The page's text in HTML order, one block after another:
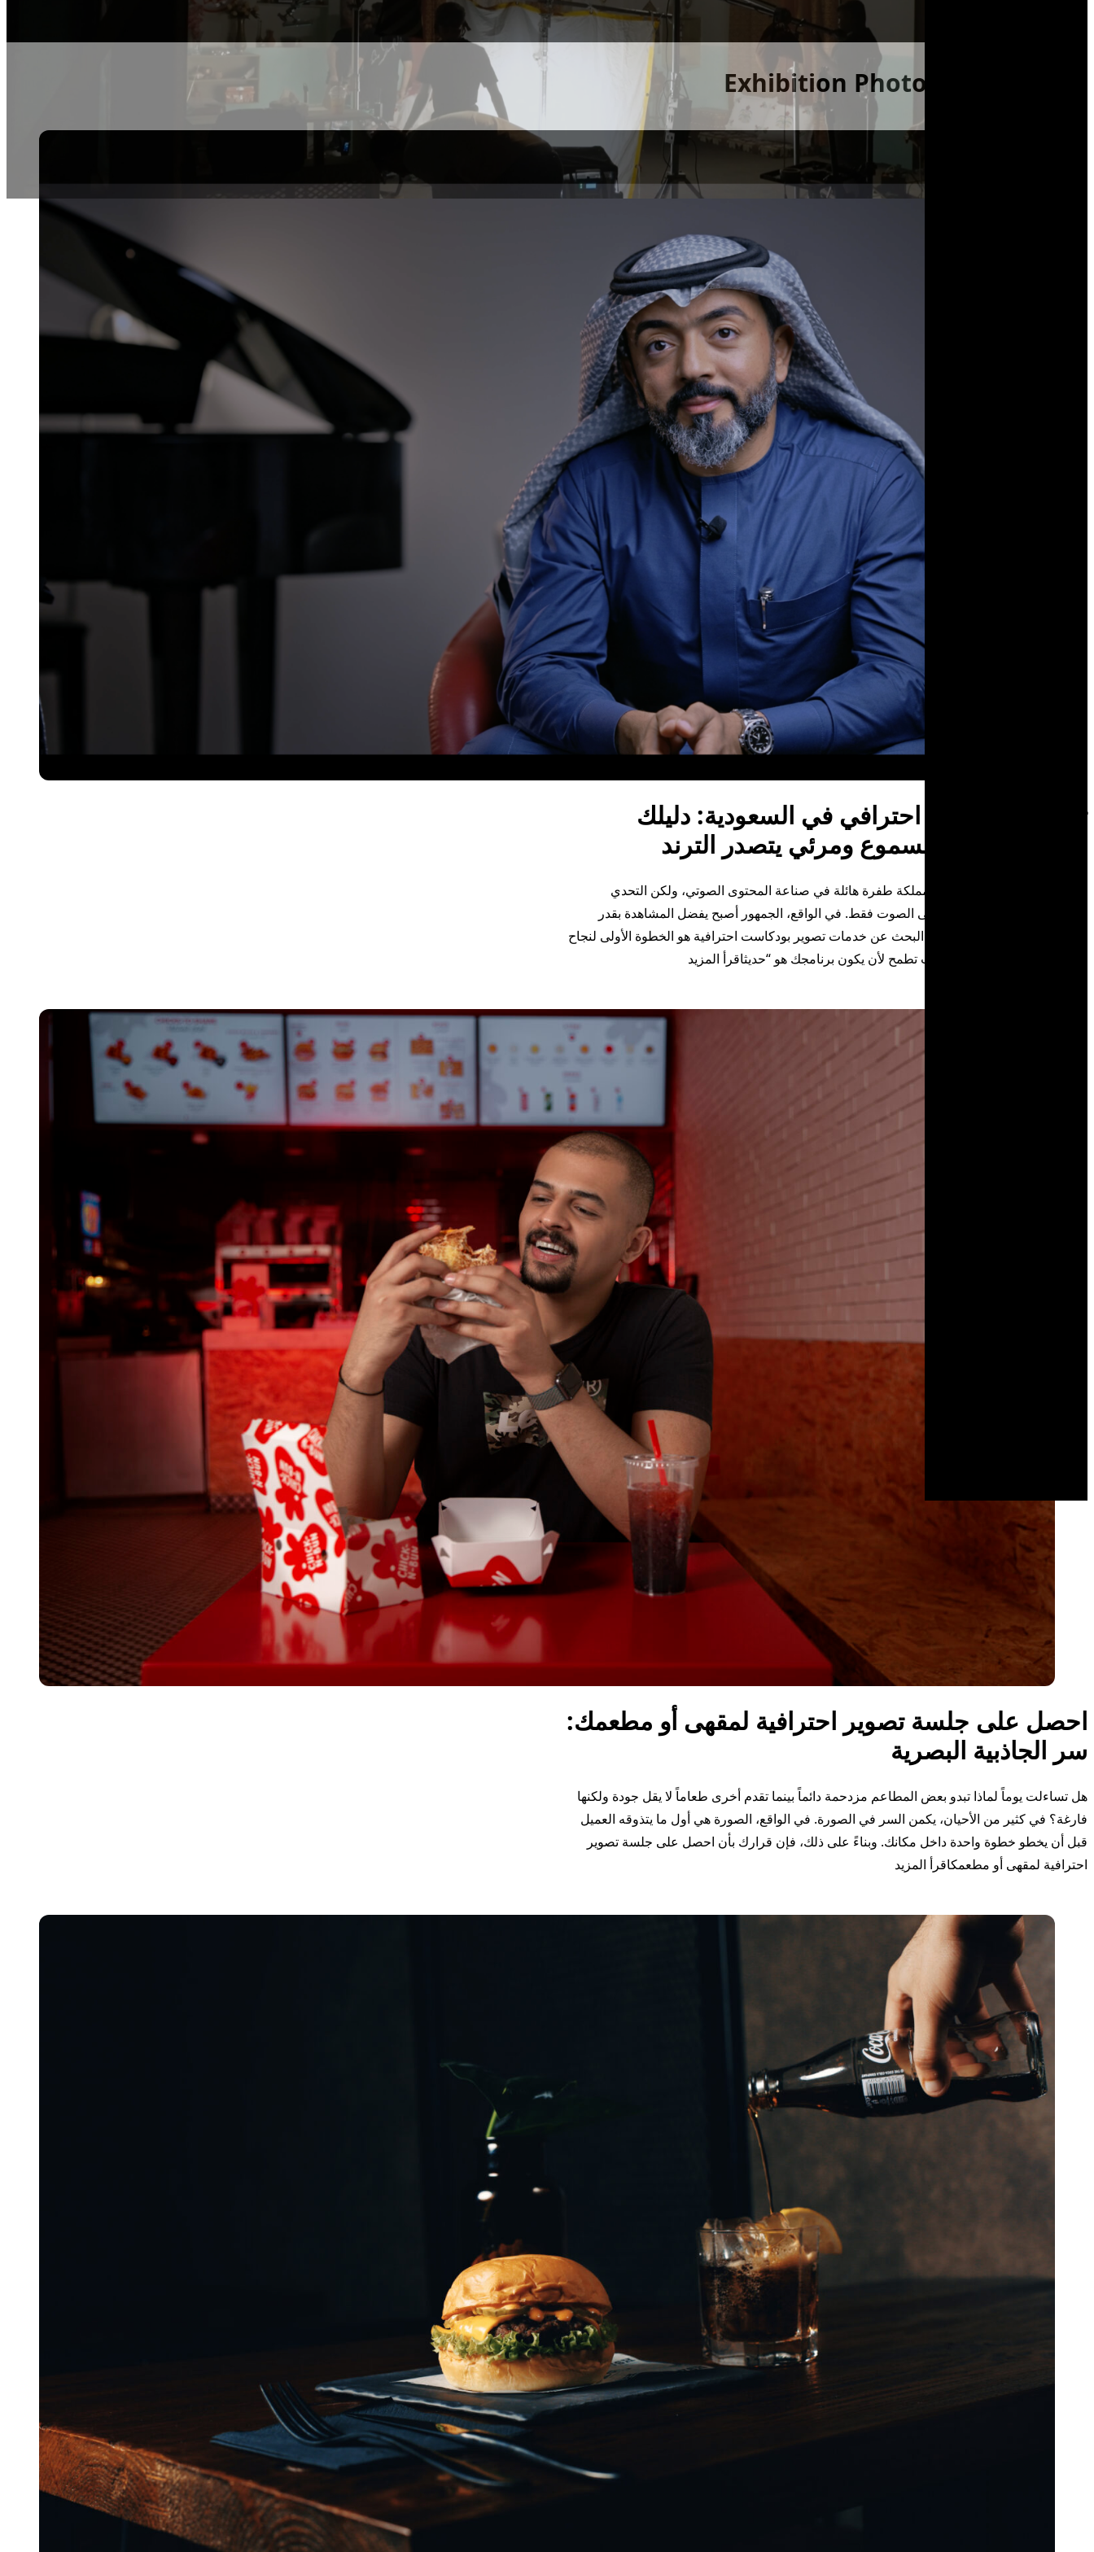
Exhibition Photography Saudi
تصوير بودكاست احترافي في السعودية: دليلك
لصناعة محتوى مسموع ومرئي يتصدر الترند
في السنوات الأخيرة، شهدت المملكة طفرة هائلة في صناعة المحتوى الصوتي، ولكن التحدي
الحقيقي اليوم لم يعد يقتصر على الصوت فقط. في الواقع، الجمهور أصبح يفضل المشاهدة بقدر
الاستماع، وبناءً على ذلك، أصبح البحث عن خدمات تصوير بودكاست احترافية هو الخطوة الأولى لنجاح
أي برنامج حواري. لذلك، إذا كنت تطمح لأن يكون برنامجك هو “حديثاقرأ المزيد
احصل على جلسة تصوير احترافية لمقهى أو مطعمك:
سر الجاذبية البصرية
هل تساءلت يوماً لماذا تبدو بعض المطاعم مزدحمة دائماً بينما تقدم أخرى طعاماً لا يقل جودة ولكنها
فارغة؟ في كثير من الأحيان، يكمن السر في الصورة. في الواقع، الصورة هي أول ما يتذوقه العميل
قبل أن يخطو خطوة واحدة داخل مكانك. وبناءً على ذلك، فإن قرارك بأن احصل على جلسة تصوير
احترافية لمقهى أو مطعمكاقرأ المزيد